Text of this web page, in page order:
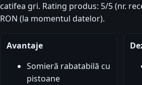
catifea gri. Rating produs: 5/5 (nr.
RON (la momentul datelor).
Avantaje
Somieră rabatabilă cu
pistoane